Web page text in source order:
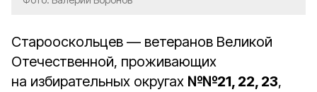
Старооскольцев — ветеранов Великой
Отечественной, проживающих
на избирательных округах №№21, 22, 23,